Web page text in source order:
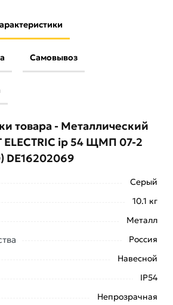
Самовывоз
ip 54 ЩМП 07-2
из категорииЩит с
товара - Металлический
ELECTRIC ip 54 ЩМП 07-2
DE16202069
Серый
10.1 кг
Металл
Россия
Навесной
IP54
Непрозрачная